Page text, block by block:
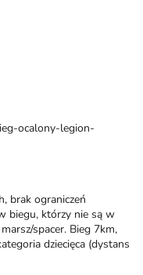
ocalony-legion-
brak ograniczeń
biegu, którzy nie są w
spacer. Bieg 7km,
dziecięca (dystans